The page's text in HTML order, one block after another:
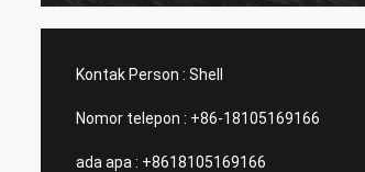
Kontak Person : Shell
Nomor telepon : +86-18105169166
ada apa : +8618105169166